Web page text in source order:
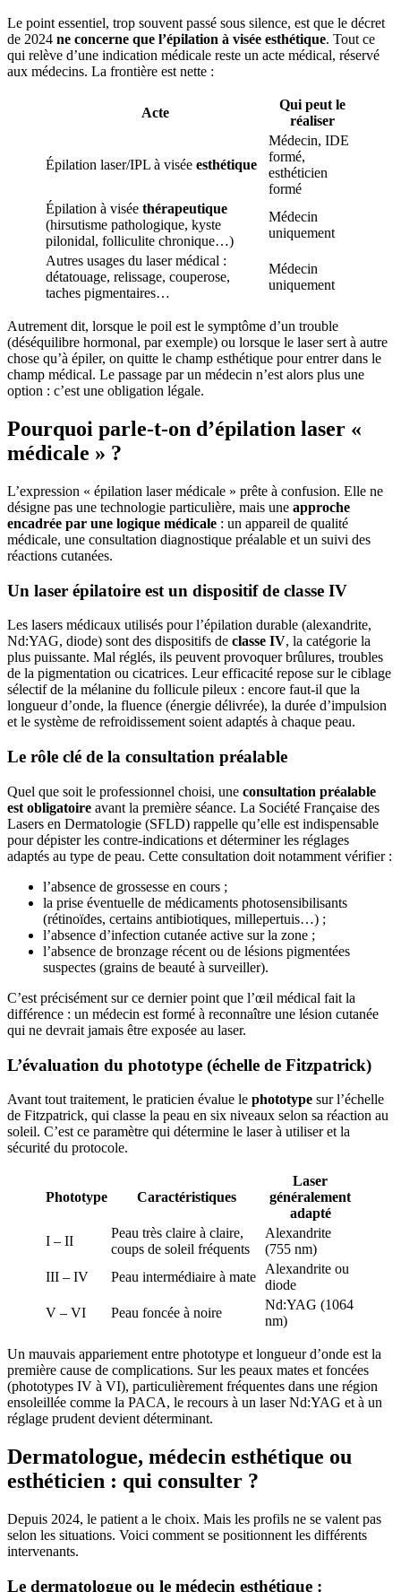
Le point essentiel, trop souvent passé sous silence, est que le décret
de 2024 ne concerne que l’épilation à visée esthétique. Tout ce
qui relève d’une indication médicale reste un acte médical, réservé
aux médecins. La frontière est nette :
Acte
Qui peut le
réaliser
Épilation laser/IPL à visée esthétique
Médecin, IDE
formé,
esthéticien
formé
Épilation à visée thérapeutique
(hirsutisme pathologique, kyste
pilonidal, folliculite chronique…)
Médecin
uniquement
Autres usages du laser médical :
détatouage, relissage, couperose,
taches pigmentaires…
Médecin
uniquement
Autrement dit, lorsque le poil est le symptôme d’un trouble
(déséquilibre hormonal, par exemple) ou lorsque le laser sert à autre
chose qu’à épiler, on quitte le champ esthétique pour entrer dans le
champ médical. Le passage par un médecin n’est alors plus une
option : c’est une obligation légale.
Pourquoi parle-t-on d’épilation laser «
médicale » ?
L’expression « épilation laser médicale » prête à confusion. Elle ne
désigne pas une technologie particulière, mais une approche
encadrée par une logique médicale : un appareil de qualité
médicale, une consultation diagnostique préalable et un suivi des
réactions cutanées.
Un laser épilatoire est un dispositif de classe IV
Les lasers médicaux utilisés pour l’épilation durable (alexandrite,
Nd:YAG, diode) sont des dispositifs de classe IV, la catégorie la
plus puissante. Mal réglés, ils peuvent provoquer brûlures, troubles
de la pigmentation ou cicatrices. Leur efficacité repose sur le ciblage
sélectif de la mélanine du follicule pileux : encore faut-il que la
longueur d’onde, la fluence (énergie délivrée), la durée d’impulsion
et le système de refroidissement soient adaptés à chaque peau.
Le rôle clé de la consultation préalable
Quel que soit le professionnel choisi, une consultation préalable
est obligatoire avant la première séance. La Société Française des
Lasers en Dermatologie (SFLD) rappelle qu’elle est indispensable
pour dépister les contre-indications et déterminer les réglages
adaptés au type de peau. Cette consultation doit notamment vérifier :
l’absence de grossesse en cours ;
la prise éventuelle de médicaments photosensibilisants
(rétinoïdes, certains antibiotiques, millepertuis…) ;
l’absence d’infection cutanée active sur la zone ;
l’absence de bronzage récent ou de lésions pigmentées
suspectes (grains de beauté à surveiller).
C’est précisément sur ce dernier point que l’œil médical fait la
différence : un médecin est formé à reconnaître une lésion cutanée
qui ne devrait jamais être exposée au laser.
L’évaluation du phototype (échelle de Fitzpatrick)
Avant tout traitement, le praticien évalue le phototype sur l’échelle
de Fitzpatrick, qui classe la peau en six niveaux selon sa réaction au
soleil. C’est ce paramètre qui détermine le laser à utiliser et la
sécurité du protocole.
Phototype Caractéristiques
Laser
généralement
adapté
I – II
Peau très claire à claire,
coups de soleil fréquents
Alexandrite
(755 nm)
III – IV
Peau intermédiaire à mate
Alexandrite ou
diode
V – VI
Peau foncée à noire
Nd:YAG (1064
nm)
Un mauvais appariement entre phototype et longueur d’onde est la
première cause de complications. Sur les peaux mates et foncées
(phototypes IV à VI), particulièrement fréquentes dans une région
ensoleillée comme la PACA, le recours à un laser Nd:YAG et à un
réglage prudent devient déterminant.
Dermatologue, médecin esthétique ou
esthéticien : qui consulter ?
Depuis 2024, le patient a le choix. Mais les profils ne se valent pas
selon les situations. Voici comment se positionnent les différents
intervenants.
Le dermatologue ou le médecin esthétique :